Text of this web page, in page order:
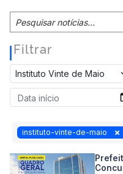
Filtrar
instituto-vinte-de-maio